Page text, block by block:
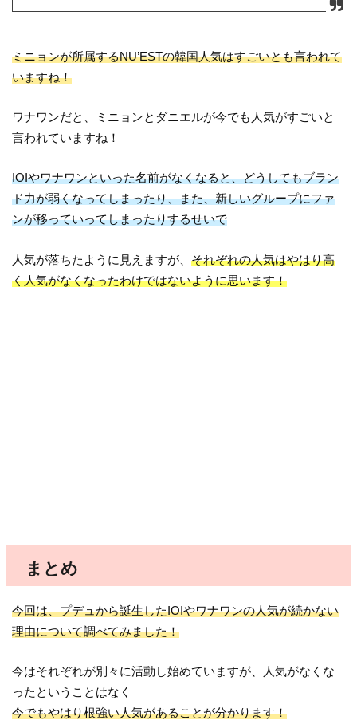
ミニョンが所属するNU’ESTの韓国人気はすごいとも言われて
いますね！
ワナワンだと、ミニョンとダニエルが今でも人気がすごいと
言われていますね！
IOIやワナワンといった名前がなくなると、どうしてもブラン
ド力が弱くなってしまったり、また、新しいグループにファ
ンが移っていってしまったりするせいで
人気が落ちたように見えますが、それぞれの人気はやはり高
く人気がなくなったわけではないように思います！
まとめ
今回は、プデュから誕生したIOIやワナワンの人気が続かない
理由について調べてみました！
今はそれぞれが別々に活動し始めていますが、人気がなくな
ったということはなく
今でもやはり根強い人気があることが分かります！